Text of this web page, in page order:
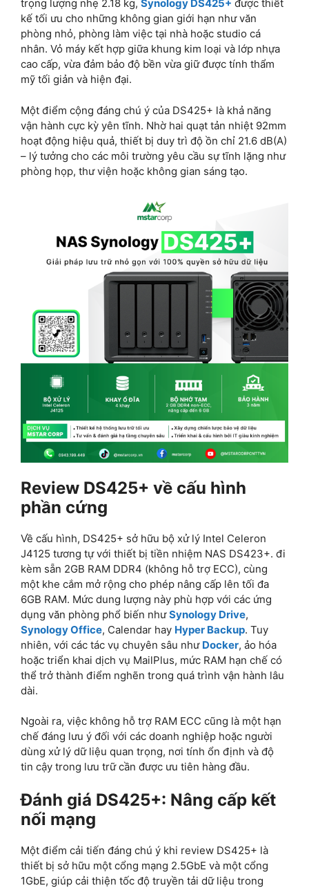
trọng lượng nhẹ 2.18 kg, Synology DS425+ được thiết
kế tối ưu cho những không gian giới hạn như văn
phòng nhỏ, phòng làm việc tại nhà hoặc studio cá
nhân. Vỏ máy kết hợp giữa khung kim loại và lớp nhựa
cao cấp, vừa đảm bảo độ bền vừa giữ được tính thẩm
mỹ tối giản và hiện đại.
Một điểm cộng đáng chú ý của DS425+ là khả năng
vận hành cực kỳ yên tĩnh. Nhờ hai quạt tản nhiệt 92mm
hoạt động hiệu quả, thiết bị duy trì độ ồn chỉ 21.6 dB(A)
– lý tưởng cho các môi trường yêu cầu sự tĩnh lặng như
phòng họp, thư viện hoặc không gian sáng tạo.
Review DS425+ về cấu hình
phần cứng
Về cấu hình, DS425+ sở hữu bộ xử lý Intel Celeron
J4125 tương tự với thiết bị tiền nhiệm NAS DS423+. đi
kèm sẵn 2GB RAM DDR4 (không hỗ trợ ECC), cùng
một khe cắm mở rộng cho phép nâng cấp lên tối đa
6GB RAM. Mức dung lượng này phù hợp với các ứng
dụng văn phòng phổ biến nhưSynology Drive,
Synology Office, Calendar hay Hyper Backup. Tuy
nhiên, với các tác vụ chuyên sâu như Docker, ảo hóa
hoặc triển khai dịch vụ MailPlus, mức RAM hạn chế có
thể trở thành điểm nghẽn trong quá trình vận hành lâu
dài.
Ngoài ra, việc không hỗ trợ RAM ECC cũng là một hạn
chế đáng lưu ý đối với các doanh nghiệp hoặc người
dùng xử lý dữ liệu quan trọng, nơi tính ổn định và độ
tin cậy trong lưu trữ cần được ưu tiên hàng đầu.
Đánh giá DS425+: Nâng cấp kết
nối mạng
Một điểm cải tiến đáng chú ý khi review DS425+ là
thiết bị sở hữu một cổng mạng 2.5GbE và một cổng
1GbE, giúp cải thiện tốc độ truyền tải dữ liệu trong